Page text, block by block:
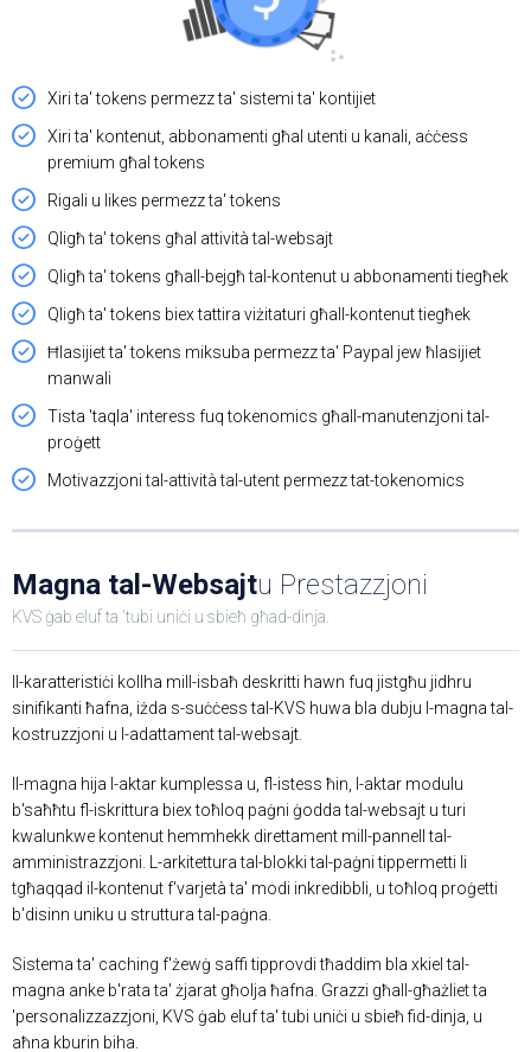
Xiri ta' tokens permezz ta' sistemi ta' kontijiet
Xiri ta' kontenut, abbonamenti għal utenti u kanali, aċċess
premium għal tokens
Rigali u likes permezz ta' tokens
Qligħ ta' tokens għal attività tal-websajt
Qligħ ta' tokens għall-bejgħ tal-kontenut u abbonamenti tiegħek
Qligħ ta' tokens biex tattira viżitaturi għall-kontenut tiegħek
Ħlasijiet ta' tokens miksuba permezz ta' Paypal jew ħlasijiet
manwali
Tista 'taqla' interess fuq tokenomics għall-manutenzjoni tal-
proġett
Motivazzjoni tal-attività tal-utent permezz tat-tokenomics
Magna tal-Websajtu Prestazzjoni
KVS ġab eluf ta 'tubi uniċi u sbieħ għad-dinja.
Il-karatteristiċi kollha mill-isbaħ deskritti hawn fuq jistgħu jidhru
sinifikanti ħafna, iżda s-suċċess tal-KVS huwa bla dubju l-magna tal-
kostruzzjoni u l-adattament tal-websajt.
Il-magna hija l-aktar kumplessa u, fl-istess ħin, l-aktar modulu
b'saħħtu fl-iskrittura biex toħloq paġni ġodda tal-websajt u turi
kwalunkwe kontenut hemmhekk direttament mill-pannell tal-
amministrazzjoni. L-arkitettura tal-blokki tal-paġni tippermetti li
tgħaqqad il-kontenut f'varjetà ta' modi inkredibbli, u toħloq proġetti
b'disinn uniku u struttura tal-paġna.
Sistema ta' caching f'żewġ saffi tipprovdi tħaddim bla xkiel tal-
magna anke b'rata ta' żjarat għolja ħafna. Grazzi għall-għażliet ta
'personalizzazzjoni, KVS ġab eluf ta' tubi uniċi u sbieħ fid-dinja, u
aħna kburin biha.